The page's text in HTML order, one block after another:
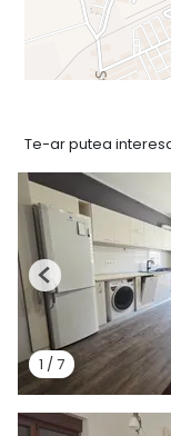
Te-ar putea
1 /7
Previous